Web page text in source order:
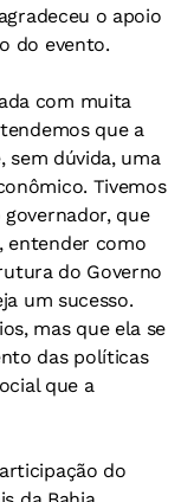
o apoio
do evento.
com muita
que a
sem dúvida, uma
Tivemos
que
entender como
do Governo
um sucesso.
mas que ela se
das políticas
que a
do